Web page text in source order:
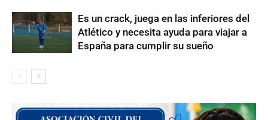
Es un crack, juega en las inferiores del
Atlético y necesita ayuda para viajar a
España para cumplir su sueño